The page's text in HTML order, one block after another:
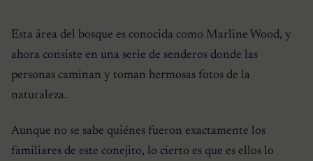
Esta área del bosque es conocida como Marline Wood, y
ahora consiste en una serie de senderos donde las
personas caminan y toman hermosas fotos de la
naturaleza.
Aunque no se sabe quiénes fueron exactamente los
familiares de este conejito, lo cierto es que es ellos lo